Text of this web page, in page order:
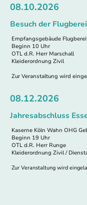
08.10.2026
Besuch der
Empfangsgebäude
Beginn 10 Uhr
OTL d.R. Herr Marschall
Kleiderordnung Zivil
Zur Veranstaltung wird
08.12.2026
Jahresabschluss
Kaserne Köln Wahn OHG
Beginn 19 Uhr
OTL d.R. Herr Runge
Kleiderordnung Zivil /
Zur Veranstaltung wird